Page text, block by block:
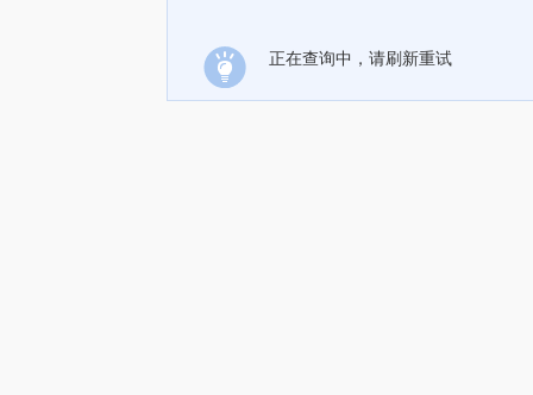
正在查询中，请刷新重试